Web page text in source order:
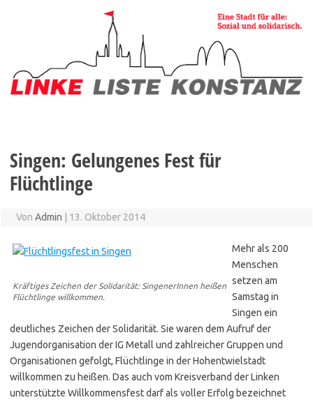
Singen: Gelungenes Fest für
Flüchtlinge
Von Admin 13. Oktober 2014
Kräftiges Zeichen der Solidarität: SingenerInnen heißen
Flüchtlinge willkommen.
Mehr als 200
Menschen
setzen am
Samstag in
Singen ein
deutliches Zeichen der Solidarität. Sie waren dem Aufruf der
Jugendorganisation der IG Metall und zahlreicher Gruppen und
Organisationen gefolgt, Flüchtlinge in der Hohentwielstadt
willkommen zu heißen. Das auch vom Kreisverband der Linken
unterstützte Willkommensfest darf als voller Erfolg bezeichnet